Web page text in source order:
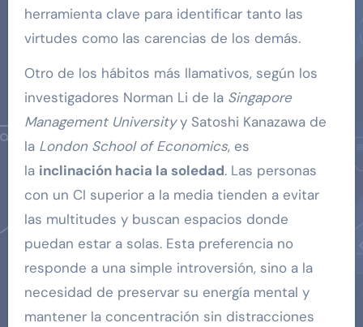
herramienta clave para identificar tanto las
virtudes como las carencias de los demás.
Otro de los hábitos más llamativos, según los
investigadores Norman Li de la Singapore
Management Universityy Satoshi Kanazawa de
la London School of Economics, es
la inclinación hacia la soledad. Las personas
con un CI superior a la media tienden a evitar
las multitudes y buscan espacios donde
puedan estar a solas. Esta preferencia no
responde a una simple introversión, sino a la
necesidad de preservar su energía mental y
mantener la concentración sin distracciones